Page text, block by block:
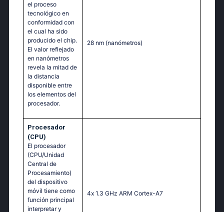
el proceso
tecnológico en
conformidad con
el cual ha sido
producido el chip.
El valor reflejado
en nanómetros
revela la mitad de
la distancia
disponible entre
los elementos del
procesador.
28 nm (nanómetros)
Procesador
(CPU)
El procesador
(CPU/Unidad
Central de
Procesamiento)
del dispositivo
móvil tiene como
función principal
interpretar y
4х 1.3 GНz АRМ Соrtех-А7